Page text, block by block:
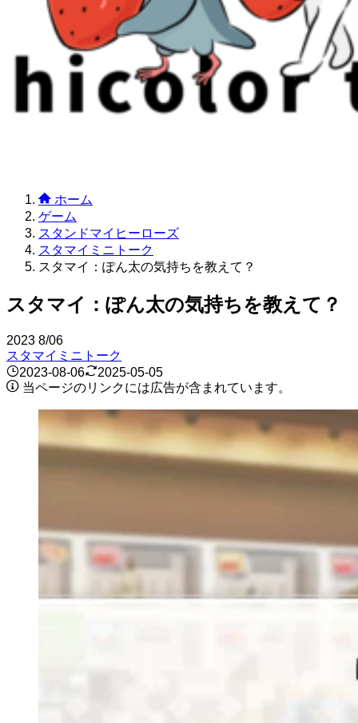
ホーム
ゲーム
スタンドマイヒーローズ
スタマイミニトーク
スタマイ：ぽん太の気持ちを教えて？
スタマイ：ぽん太の気持ちを教えて？
2023 8/06
スタマイミニトーク
2023-08-06
2025-05-05
当ページのリンクには広告が含まれています。